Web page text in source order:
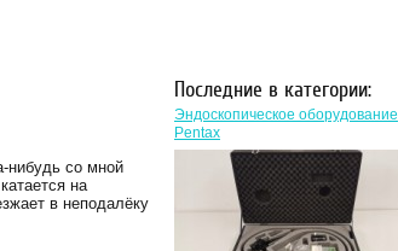
нибудь со мной
на
в неподалёку
Последние в категории:
Эндоскопическое оборудование
Pentax